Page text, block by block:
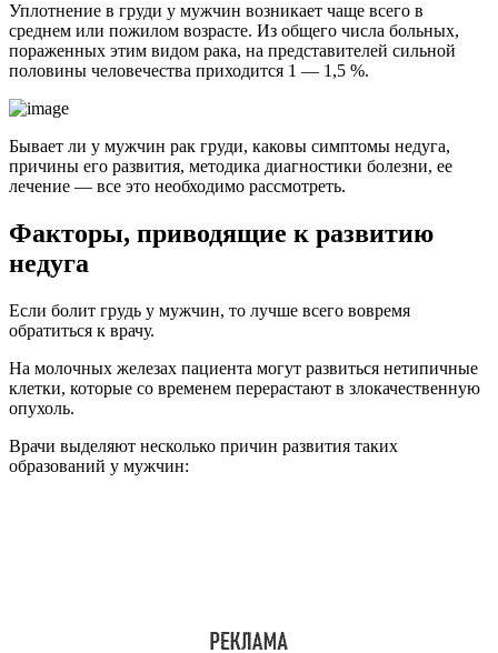
Уплотнение в груди у мужчин возникает чаще всего в
среднем или пожилом возрасте. Из общего числа больных,
пораженных этим видом рака, на представителей сильной
половины человечества приходится 1 — 1,5 %.
Бывает ли у мужчин рак груди, каковы симптомы недуга,
причины его развития, методика диагностики болезни, ее
лечение — все это необходимо рассмотреть.
Факторы, приводящие к развитию
недуга
Если болит грудь у мужчин, то лучше всего вовремя
обратиться к врачу.
На молочных железах пациента могут развиться нетипичные
клетки, которые со временем перерастают в злокачественную
опухоль.
Врачи выделяют несколько причин развития таких
образований у мужчин: